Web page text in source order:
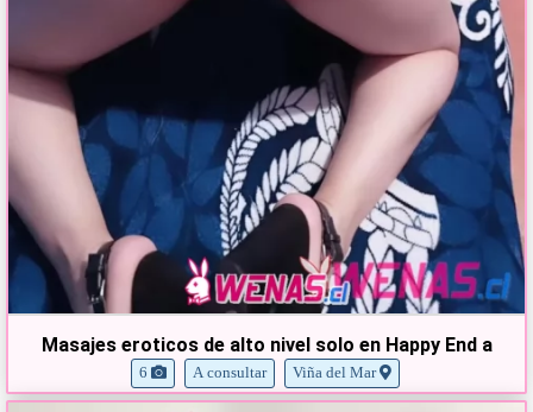
Masajes eroticos de alto nivel solo en Happy End a
6 A consultar Viña del Mar